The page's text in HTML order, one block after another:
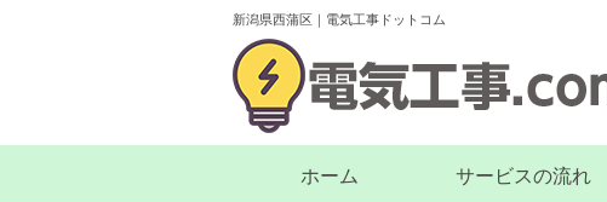
新潟県西蒲区｜電気工事ドットコム
ホーム サービスの流れ